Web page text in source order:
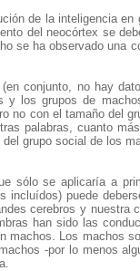
de la inteligencia
del neocórtex se
se ha observado una
conjunto, no hay
los grupos de
no con el tamaño del
palabras, cuanto
grupo social de los
sólo se aplicaría a
puede
cerebros y nuestra
han sido las
machos. Los machos
-por lo menos